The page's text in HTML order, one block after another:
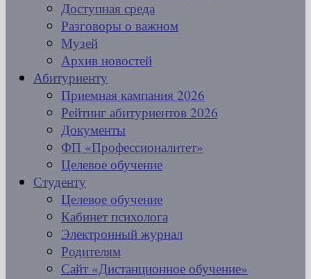
Доступная среда
Разговоры о важном
Музей
Архив новостей
Абитуриенту
Приемная кампания 2026
Рейтинг абитуриентов 2026
Документы
ФП «Профессионалитет»
Целевое обучение
Студенту
Целевое обучение
Кабинет психолога
Электронный журнал
Родителям
Сайт «Дистанционное обучение»